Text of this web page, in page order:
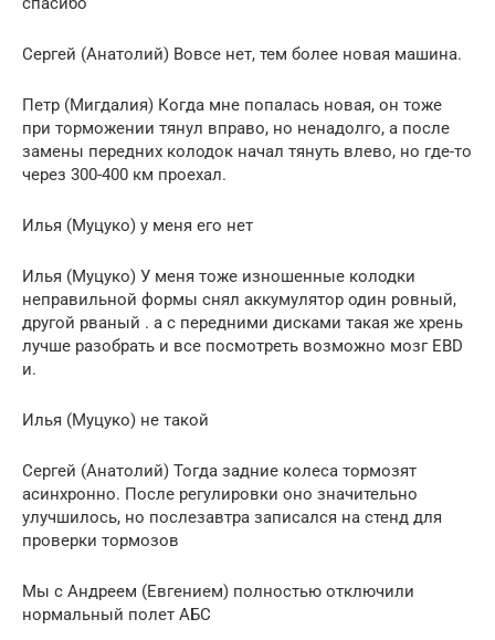
Сергей (Анатолий) Вовсе нет, тем более новая машина.
Петр (Мигдалия) Когда мне попалась новая, он тоже
при торможении тянул вправо, но ненадолго, а после
замены передних колодок начал тянуть влево, но где-то
через 300-400 км проехал.
Илья (Муцуко) у меня его нет
Илья (Муцуко) У меня тоже изношенные колодки
неправильной формы снял аккумулятор один ровный,
другой рваный . а с передними дисками такая же хрень
лучше разобрать и все посмотреть возможно мозг EBD
и.
Илья (Муцуко) не такой
Сергей (Анатолий) Тогда задние колеса тормозят
асинхронно. После регулировки оно значительно
улучшилось, но послезавтра записался на стенд для
проверки тормозов
Мы с Андреем (Евгением) полностью отключили
нормальный полет АБС